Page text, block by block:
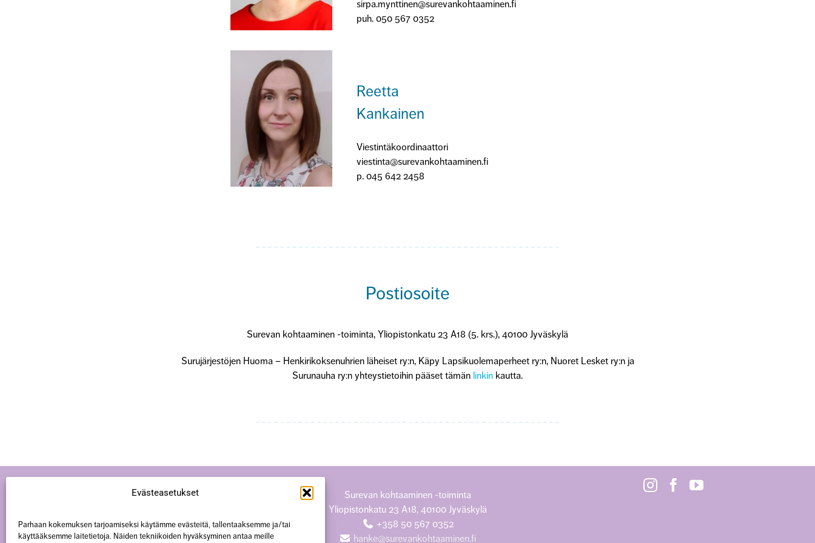
Evästeasetukset
Parhaan kokemuksen tarjoamiseksi käytämme evästeitä, tallentaaksemme ja/tai
käyttääksemme laitetietoja. Näiden tekniikoiden hyväksyminen antaa meille
sirpa.mynttinen@surevankohtaaminen.fi
puh. 050 567 0352
Reetta
Kankainen
Viestintäkoordinaattori
viestinta@surevankohtaaminen.fi
p. 045 642 2458
Postiosoite
Surevan kohtaaminen -toiminta, Yliopistonkatu 23 A18 (5. krs.), 40100 Jyväskylä
Surujärjestöjen Huoma – Henkirikoksenuhrien läheiset ry:n, Käpy Lapsikuolemaperheet ry:n, Nuoret Lesket ry:n ja
Surunauha ry:n yhteystietoihin pääset tämän linkin kautta.
Surevan kohtaaminen -toiminta
Yliopistonkatu 23 A18, 40100 Jyväskylä
+358 50 567 0352
hanke@surevankohtaaminen.fi